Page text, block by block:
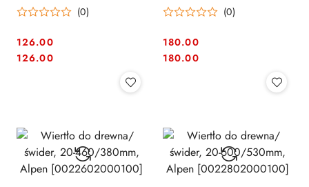
(0)
Cena:
126.00
Cena:
126.00
(0)
Cena:
180.00
Cena:
180.00